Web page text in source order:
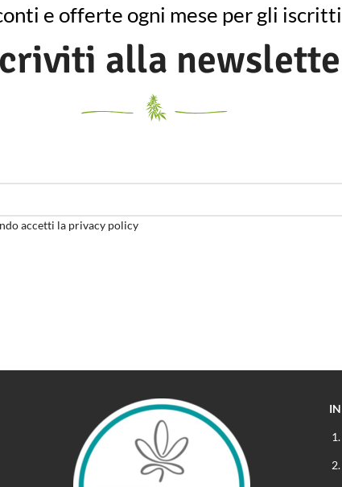
e offerte ogni mese per gli iscritti
alla
accetti la privacy policy